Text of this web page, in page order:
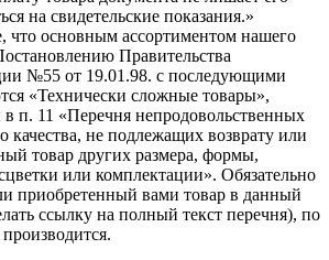
на свидетельские показания.»
основным ассортиментом нашего
Правительства
№55 от 19.01.98. с последующими
«Технически сложные товары»,
п. 11 «Перечня непродовольственных
качества, не подлежащих возврату или
товар других размера, формы,
или комплектации». Обязательно
приобретенный вами товар в данный
ссылку на полный текст перечня), по